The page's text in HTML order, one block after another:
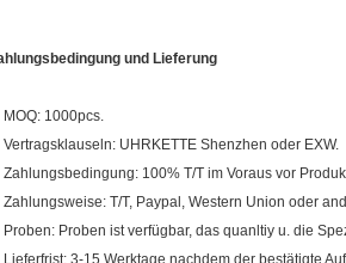
und Lieferung
MOQ: 1000pcs.
Vertragsklauseln: UHRKETTE Shenzhen oder EXW.
Zahlungsbedingung: 100% T/T im Voraus vor
Zahlungsweise: T/T, Paypal, Western Union oder
Proben: Proben ist verfügbar, das quanltiy u. die
Lieferfrist: 3-15 Werktage nachdem der bestätigte